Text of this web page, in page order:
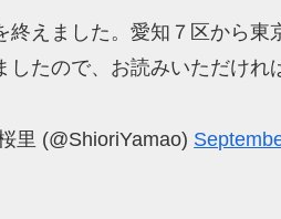
終えました。愛知７区から
したので、お読みいただけれ
里 (@ShioriYamao)